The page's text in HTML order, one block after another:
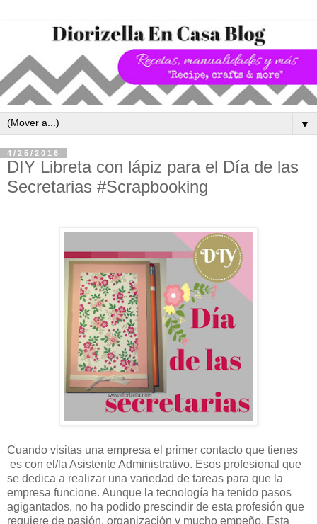
▼
4/25/2016
DIY Libreta con lápiz para el Día de las
Secretarias #Scrapbooking
Cuando visitas una empresa el primer contacto que tienes
es con el/la Asistente Administrativo. Esos profesional que
se dedica a realizar una variedad de tareas para que la
empresa funcione. Aunque la tecnología ha tenido pasos
agigantados, no ha podido prescindir de esta profesión que
requiere de pasión, organización y mucho empeño. Esta